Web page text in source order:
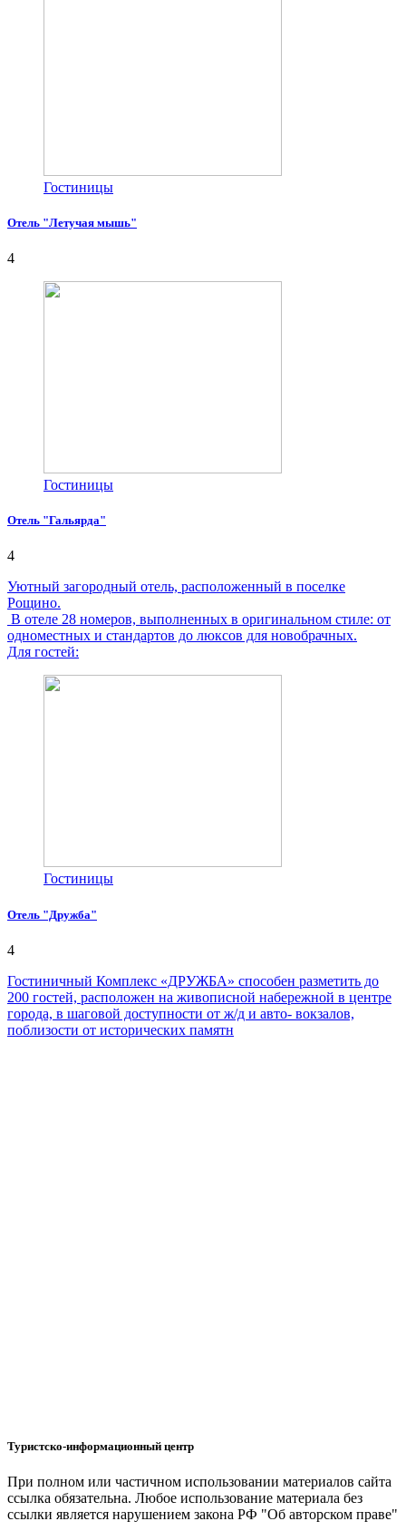
Гостиницы
Отель "Летучая мышь"
4
Гостиницы
Отель "Гальярда"
4
Уютный загородный отель, расположенный в поселке
Рощино.
В отеле 28 номеров, выполненных в оригинальном стиле: от
одноместных и стандартов до люксов для новобрачных.
Для гостей:
Гостиницы
Отель "Дружба"
4
Гостиничный Комплекс «ДРУЖБА» способен разметить до
200 гостей, расположен на живописной набережной в центре
города, в шаговой доступности от ж/д и авто- вокзалов,
поблизости от исторических памятн
Туристско-информационный центр
При полном или частичном использовании материалов сайта
ссылка обязательна. Любое использование материала без
ссылки является нарушением закона РФ "Об авторском праве"